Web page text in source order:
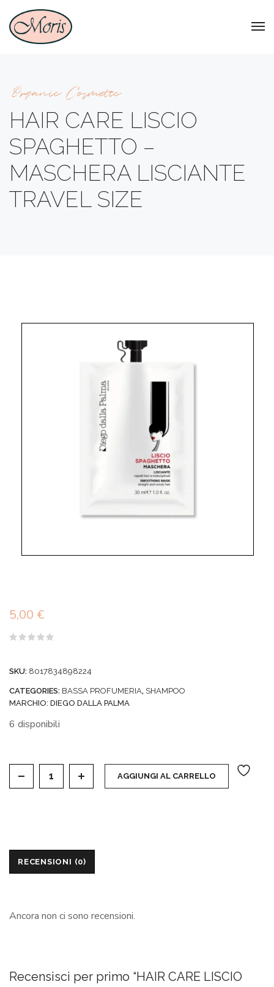
Organic Cosmetic
HAIR CARE LISCIO
SPAGHETTO –
MASCHERA LISCIANTE
TRAVEL SIZE
5,00 €
5
SKU: 8017834898224
CATEGORIES: BASSA PROFUMERIA, SHAMPOO
MARCHIO: DIEGO DALLA PALMA
6 disponibili
HAIR CARE LISCIO SPAGHETTO - MASCHERA
AGGIUNGI AL CARRELLO
RECENSIONI (0)
Ancora non ci sono recensioni.
Recensisci per primo “HAIR CARE LISCIO